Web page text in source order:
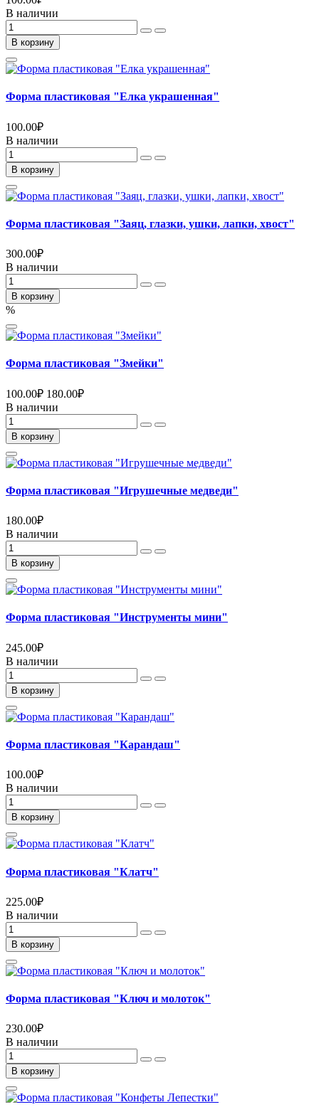
В наличии
В корзину
Форма пластиковая "Елка украшенная"
100.00₽
В наличии
В корзину
Форма пластиковая "Заяц, глазки, ушки, лапки, хвост"
300.00₽
В наличии
В корзину
%
Форма пластиковая "Змейки"
100.00₽ 180.00₽
В наличии
В корзину
Форма пластиковая "Игрушечные медведи"
180.00₽
В наличии
В корзину
Форма пластиковая "Инструменты мини"
245.00₽
В наличии
В корзину
Форма пластиковая "Карандаш"
100.00₽
В наличии
В корзину
Форма пластиковая "Клатч"
225.00₽
В наличии
В корзину
Форма пластиковая "Ключ и молоток"
230.00₽
В наличии
В корзину